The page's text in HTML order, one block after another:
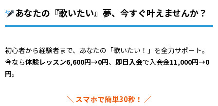
あなたの『歌いたい』夢、今すぐ叶えませんか？
初心者から経験者まで、あなたの「歌いたい！」を全力サポート。
今なら体験レッスン6,600円→0円、 即日入会で入会金11,000円→0
円。
＼ スマホで簡単30秒！ ／